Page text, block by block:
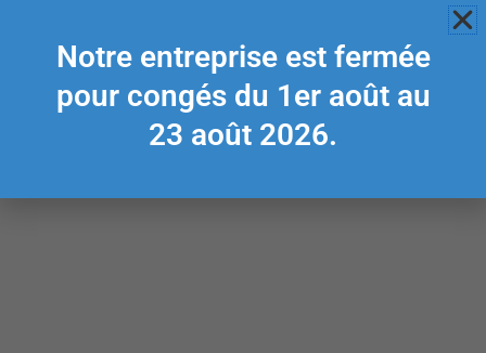
Notre entreprise est fermée
pour congés du 1er août au
23 août 2026.